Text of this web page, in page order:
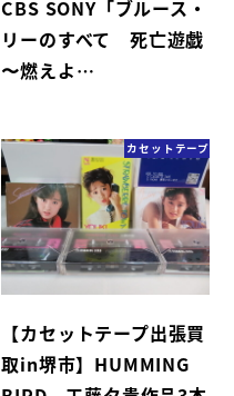
CBS SONY「ブルース・
リーのすべて 死亡遊戯
〜燃えよ…
カセットテープ
【カセットテープ出張買
取in堺市】HUMMING